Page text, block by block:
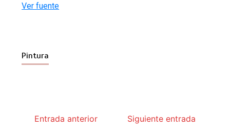
Ver fuente
Pintura
Entrada anterior Siguiente entrada